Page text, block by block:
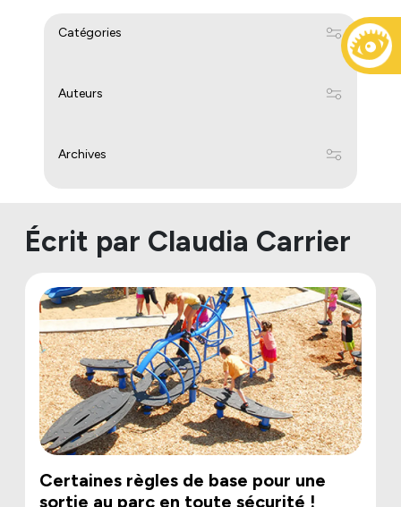
Catégories
Auteurs
Archives
Écrit par Claudia Carrier
Certaines règles de base pour une
sortie au parc en toute sécurité !